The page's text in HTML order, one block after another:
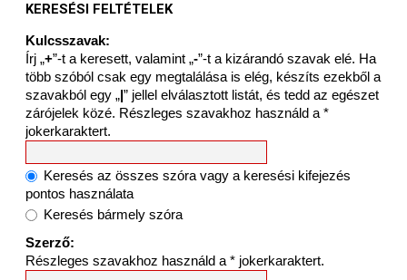
KERESÉSI FELTÉTELEK
Kulcsszavak:
Írj „+”-t a keresett, valamint „-”-t a kizárandó szavak elé. Ha
több szóból csak egy megtalálása is elég, készíts ezekből a
szavakból egy „|” jellel elválasztott listát, és tedd az egészet
zárójelek közé. Részleges szavakhoz használd a *
jokerkaraktert.
Keresés az összes szóra vagy a keresési kifejezés
pontos használata
Keresés bármely szóra
Szerző:
Részleges szavakhoz használd a * jokerkaraktert.